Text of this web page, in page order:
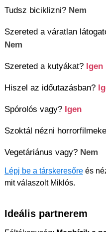
Tudsz biciklizni? Nem
Szereted a váratlan
Nem
Szereted a kutyákat? Igen
Hiszel az időutazásban?
Spórolós vagy? Igen
Szoktál nézni
Vegetáriánus vagy? Nem
Lépj be a társkeresőre és
mit válaszolt Miklós.
Ideális partnerem